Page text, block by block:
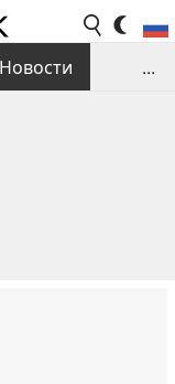
Новости
...